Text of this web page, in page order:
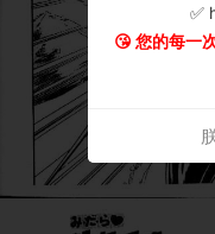
✅
😘 您的每一